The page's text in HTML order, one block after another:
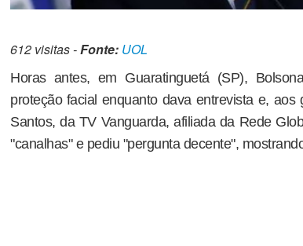
612 visitas -Fonte: UOL
Horas antes, em Guaratinguetá (SP),
proteção facial enquanto dava entrevista e,
Santos, da TV Vanguarda, afiliada da Rede
"canalhas" e pediu "pergunta decente",